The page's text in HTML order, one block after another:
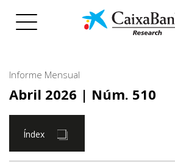
Informe Mensual
Abril 2026 | Núm. 510
Índex